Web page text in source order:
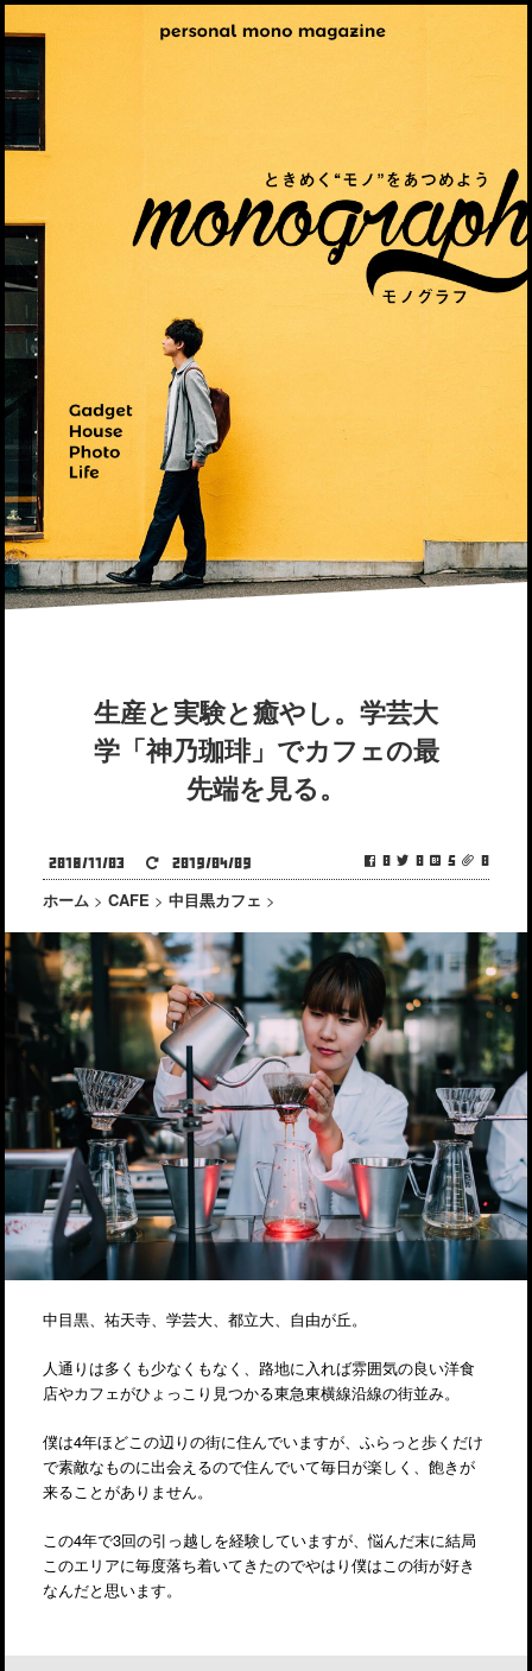
生産と実験と癒やし。学芸大
学「神乃珈琲」でカフェの最
先端を見る。
0 0 5 0
2018/11/03 2019/04/09
ホーム > CAFE > 中目黒カフェ >
中目黒、祐天寺、学芸大、都立大、自由が丘。
人通りは多くも少なくもなく、路地に入れば雰囲気の良い洋食
店やカフェがひょっこり見つかる東急東横線沿線の街並み。
僕は4年ほどこの辺りの街に住んでいますが、ふらっと歩くだけ
で素敵なものに出会えるので住んでいて毎日が楽しく、飽きが
来ることがありません。
この4年で3回の引っ越しを経験していますが、悩んだ末に結局
このエリアに毎度落ち着いてきたのでやはり僕はこの街が好き
なんだと思います。